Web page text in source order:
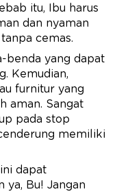
itu, Ibu harus
dan nyaman
cemas.
benda yang dapat
Kemudian,
furnitur yang
aman. Sangat
pada stop
memiliki
dapat
ya, Bu! Jangan